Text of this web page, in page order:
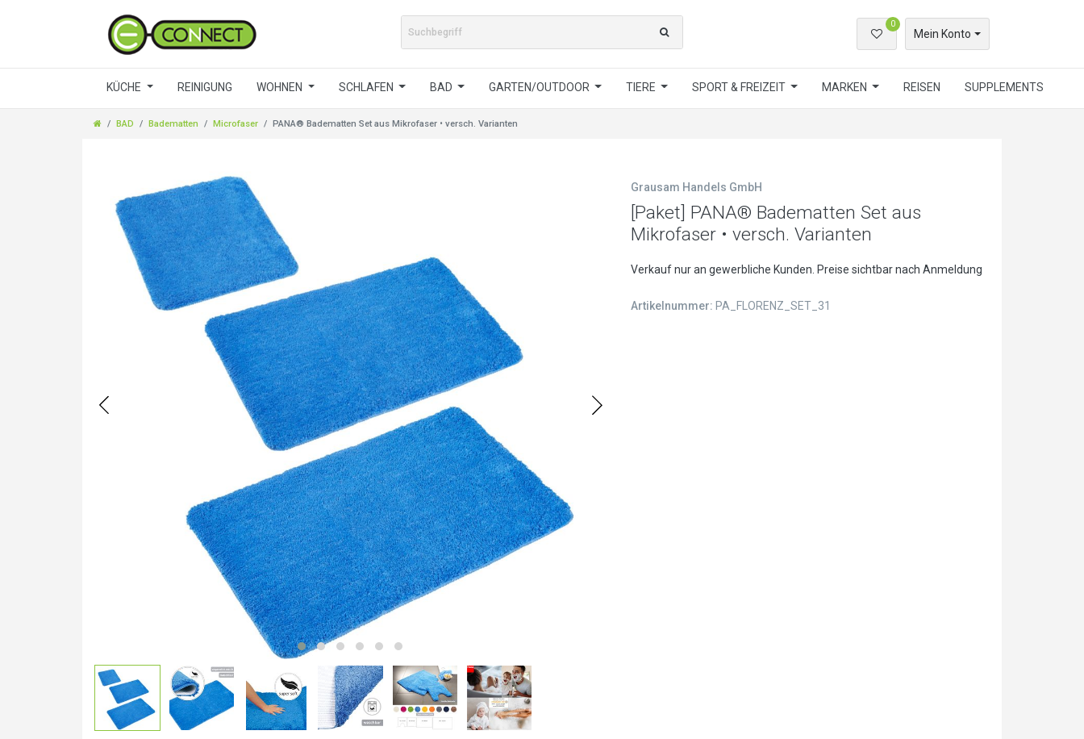
0
Mein Konto
KÜCHE REINIGUNG WOHNEN SCHLAFEN BAD GARTEN/OUTDOOR TIERE SPORT & FREIZEIT MARKEN REISEN SUPPLEMENTS
BAD Badematten Microfaser PANA® Badematten Set aus Mikrofaser • versch. Varianten
Grausam Handels GmbH
[Paket] PANA® Badematten Set aus
Mikrofaser • versch. Varianten
Verkauf nur an gewerbliche Kunden. Preise sichtbar nach Anmeldung
Artikelnummer: PA_FLORENZ_SET_31